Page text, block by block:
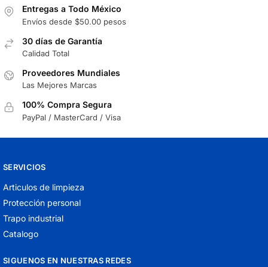
Entregas a Todo México
Envíos desde $50.00 pesos
30 días de Garantía
Calidad Total
Proveedores Mundiales
Las Mejores Marcas
100% Compra Segura
PayPal / MasterCard / Visa
SERVICIOS
Articulos de limpieza
Protección personal
Trapo industrial
Catalogo
SIGUENOS EN NUESTRAS REDES